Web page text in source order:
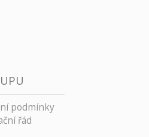
podmínky
řád